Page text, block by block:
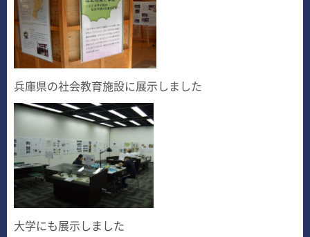
兵庫県の社会教育施設に展示しました
大学にも展示しました